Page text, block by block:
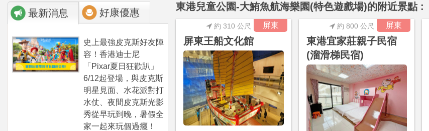
最新消息 好康優惠
史上最強皮克斯好友陣
容！香港迪士尼
「Pixar夏日狂歡趴」
6/12起登場，與皮克斯
明星見面、水花派對打
水仗、夜間皮克斯光影
秀從早玩到晚，暑假全
家一起來玩個過癮！
東港兒童公園-大鮪魚航海樂園(特色遊戲場)的附近景點 :
屏東
約 310 公尺
屏東王船文化館
屏東
約 800 公尺
東港宜家莊親子民宿
(溜滑梯民宿)